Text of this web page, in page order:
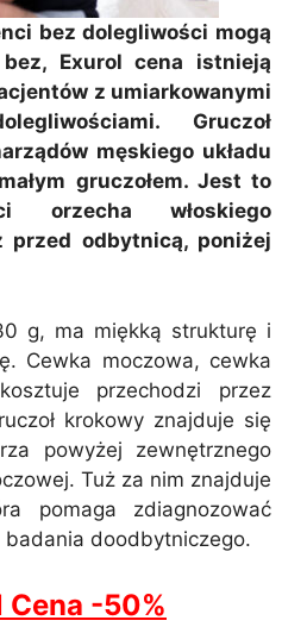
bez dolegliwości mogą
Exurol cena istnieją
z umiarkowanymi
Gruczoł
męskiego układu
gruczołem. Jest to
orzecha włoskiego
przed odbytnicą, poniżej
g, ma miękką strukturę i
Cewka moczowa, cewka
przechodzi przez
krokowy znajduje się
powyżej zewnętrznego
Tuż za nim znajduje
pomaga zdiagnozować
doodbytniczego.
Cena -50%